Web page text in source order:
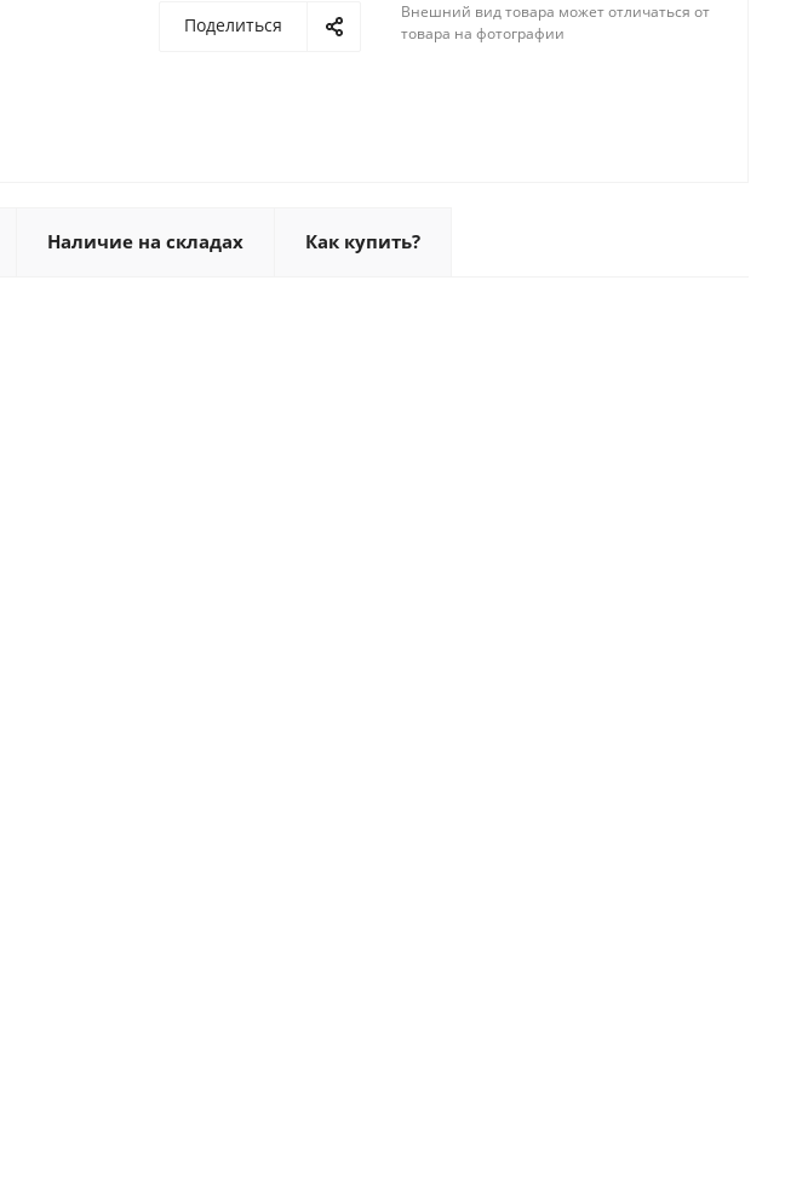
Поделиться
Внешний вид товара может отличаться от
товара на фотографии
Наличие на складах Как купить?